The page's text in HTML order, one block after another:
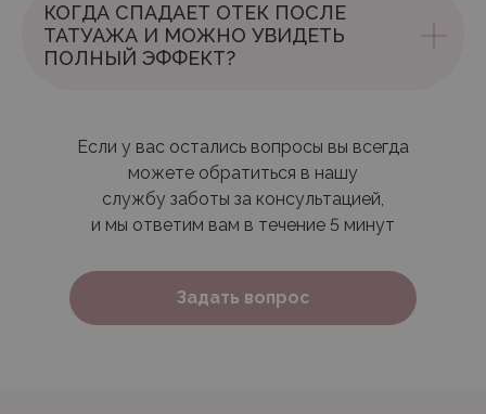
КОГДА СПАДАЕТ ОТЕК ПОСЛЕ
ТАТУАЖА И МОЖНО УВИДЕТЬ
ПОЛНЫЙ ЭФФЕКТ?
Задать вопрос
Если у вас остались вопросы вы всегда
можете обратиться в нашу
службу заботы за консультацией,
и мы ответим вам в течение 5 минут